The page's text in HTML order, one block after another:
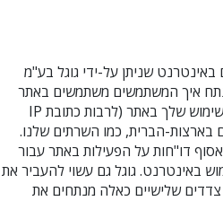
שניתן על-ידי גוגל בע"מ
איך המשתמשים משתמשים באתר
(כמתואר לעיל). המידע שמסופק על-ידי העוגייה של גוגל אנליטיקס לגבי השימוש שלך באתר (לרבות כתובת IP
בארצות-הברית, כמו השרתים שלנו.
דו"חות על הפעילות באתר עבור
באינטרנט. גוגל גם עשוי להעביר את
שלישיים כאלה מנתחים את